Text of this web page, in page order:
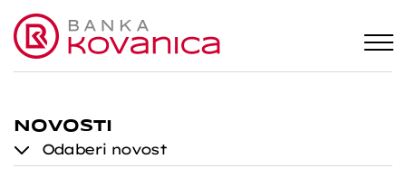
Novosti
Odaberi novost